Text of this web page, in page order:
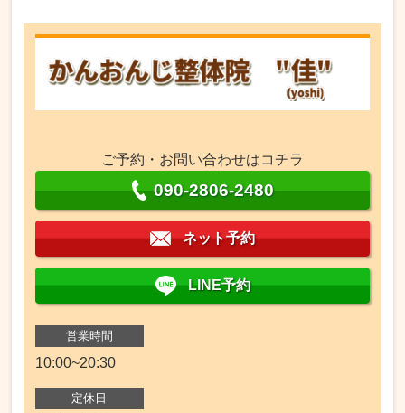
ご予約・お問い合わせはコチラ
090-2806-2480
ネット予約
LINE予約
営業時間
10:00~20:30
定休日